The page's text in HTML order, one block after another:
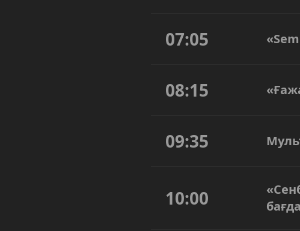
07:05
08:15
09:35
10:00